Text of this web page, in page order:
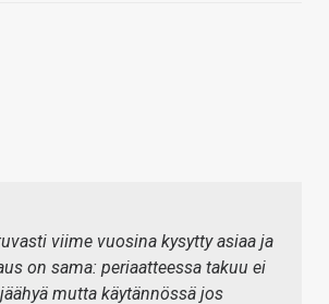
viime vuosina kysytty asiaa ja
on sama: periaatteessa takuu ei
mutta käytännössä jos